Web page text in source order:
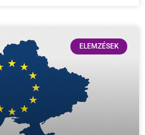
ELEMZÉSEK